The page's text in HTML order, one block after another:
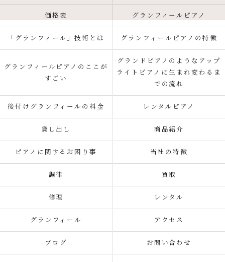
価格表 グランフィールピアノ
「グランフィール」技術とは グランフィールピアノの特徴
グランフィールピアノのここが
すごい
グランドピアノのようなアップ
ライトピアノに生まれ変わるま
での流れ
後付けグランフィールの料金 レンタルピアノ
貸し出し 商品紹介
ピアノに関するお困り事 当社の特徴
調律 買取
修理 レンタル
グランフィール アクセス
ブログ お問い合わせ